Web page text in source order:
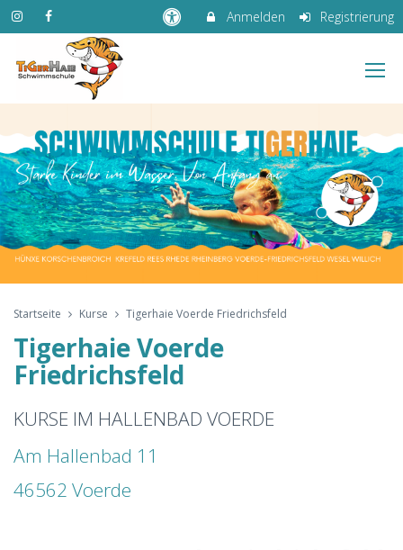
Anmelden Registrierung
Startseite Kurse Tigerhaie Voerde Friedrichsfeld
Tigerhaie Voerde
Friedrichsfeld
KURSE IM HALLENBAD VOERDE
Am Hallenbad 11
46562 Voerde